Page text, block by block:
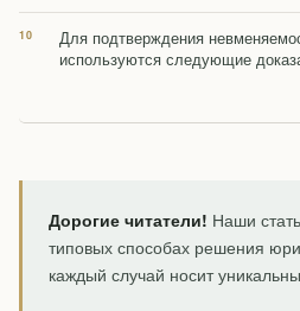
Для подтверждения
используются следующие
Дорогие читатели! Наши
типовых способах решения
каждый случай носит